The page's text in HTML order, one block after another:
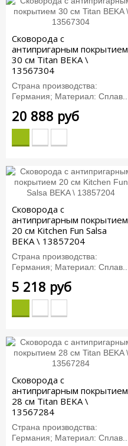
Сковорода с
антипригарным покрытием
30 см Titan BEKA \
13567304
Страна производства:
Германия; Материал: Сплав...
20 888 руб
Сковорода с
антипригарным покрытием
20 см Kitchen Fun Salsa
BEKA \ 13857204
Страна производства:
Германия; Материал: Сплав...
5 218 руб
Сковорода с
антипригарным покрытием
28 см Titan BEKA \
13567284
Страна производства:
Германия; Материал: Сплав...